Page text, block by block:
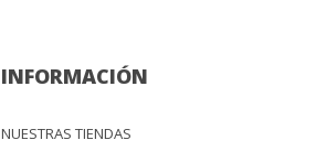
INFORMACIÓN
NUESTRAS TIENDAS